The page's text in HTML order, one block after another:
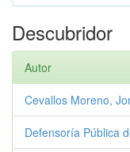
Descubridor
Autor
Cevallos Moreno,
Defensoría Pública